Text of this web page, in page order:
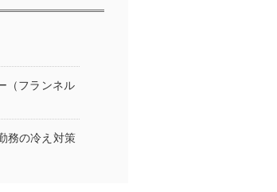
（フランネル
務の冷え対策